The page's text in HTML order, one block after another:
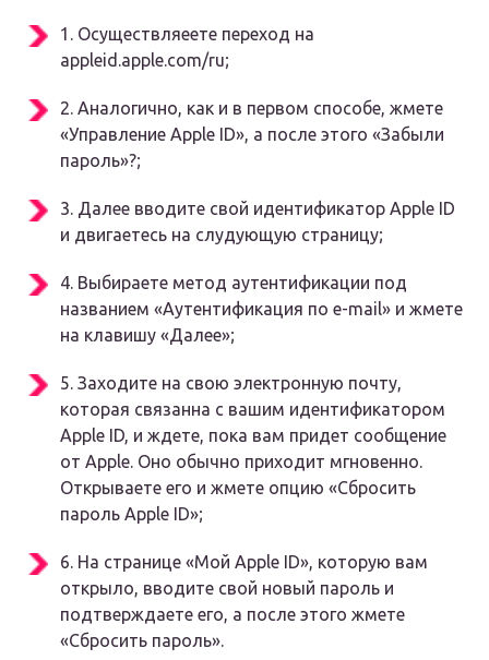
1. Осуществляеете переход на
appleid.apple.com/ru;
2. Аналогично, как и в первом способе, жмете
«Управление Apple ID», а после этого «Забыли
пароль»?;
3. Далее вводите свой идентификатор Apple ID
и двигаетесь на слудующую страницу;
4. Выбираете метод аутентификации под
названием «Аутентификация по e-mail» и жмете
на клавишу «Далее»;
5. Заходите на свою электронную почту,
которая связанна с вашим идентификатором
Apple ID, и ждете, пока вам придет сообщение
от Apple. Оно обычно приходит мгновенно.
Открываете его и жмете опцию «Сбросить
пароль Apple ID»;
6. На странице «Мой Apple ID», которую вам
открыло, вводите свой новый пароль и
подтверждаете его, а после этого жмете
«Сбросить пароль».